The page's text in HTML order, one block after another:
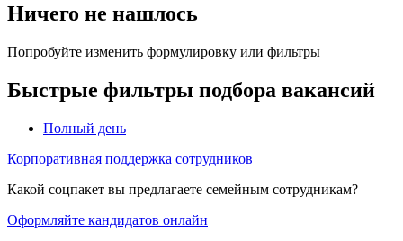
Ничего не нашлось
Попробуйте изменить формулировку или фильтры
Быстрые фильтры подбора вакансий
Полный день
Корпоративная поддержка сотрудников
Какой соцпакет вы предлагаете семейным сотрудникам?
Оформляйте кандидатов онлайн